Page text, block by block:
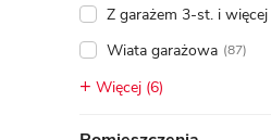
Z garażem 3-st. i więcej
Wiata garażowa (87)
Więcej (6)